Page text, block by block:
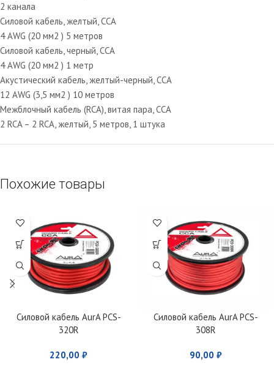
2 канала
Силовой кабель, желтый, CCA
4 AWG (20 мм2 ) 5 метров
Силовой кабель, черный, CCA
4 AWG (20 мм2 ) 1 метр
Акустический кабель, желтый-черный, ССА
12 AWG (3,5 мм2 ) 10 метров
Межблочный кабель (RCA), витая пара, ССА
2 RCA – 2 RCA, желтый, 5 метров, 1 штука
Похожие товары
Силовой кабель AurA PCS-
320R
220,00 ₽
Силовой кабель AurA PCS-
308R
90,00 ₽